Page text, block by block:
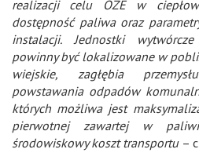
realizacji celu OZE w
dostępność paliwa oraz
instalacji. Jednostki
powinny być lokalizowane w
wiejskie, zagłębia
powstawania odpadów
których możliwa jest
pierwotnej zawartej w
środowiskowy koszt transportu –